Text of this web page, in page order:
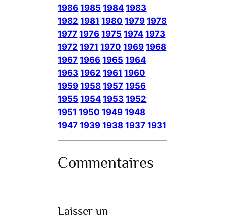
1986 1985 1984 1983
1982 1981 1980 1979 1978
1977 1976 1975 1974 1973
1972 1971 1970 1969 1968
1967 1966 1965 1964
1963 1962 1961 1960
1959 1958 1957 1956
1955 1954 1953 1952
1951 1950 1949 1948
1947 1939 1938 1937 1931
Commentaires
Laisser un